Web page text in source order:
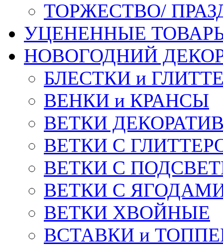
ТОРЖЕСТВО/
УЦЕНЕННЫЕ
НОВОГОДНИЙ
БЛЕСТКИ и
ВЕНКИ и КРАНСЫ
ВЕТКИ
ВЕТКИ С
ВЕТКИ С
ВЕТКИ С
ВЕТКИ ХВОЙНЫЕ
ВСТАВКИ и